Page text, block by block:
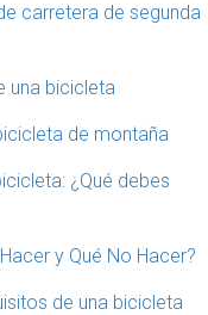
carretera de segunda
una bicicleta
de montaña
¿Qué debes
y Qué No Hacer?
de una bicicleta